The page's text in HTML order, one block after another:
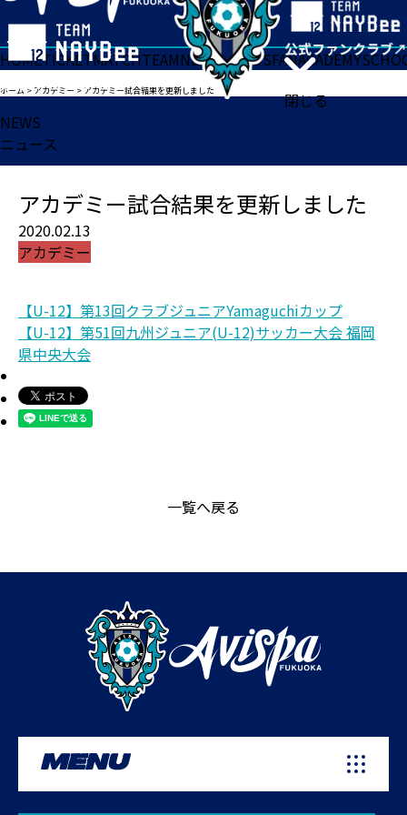
閉じる
HOMETICKETMATCHTEAMNEWSGOODSFANACADEMY
ホーム > アカデミー > アカデミー試合結果を更新しました
NEWS
ニュース
アカデミー試合結果を更新しました
2020.02.13
アカデミー
【U-12】第13回クラブジュニアYamaguchiカップ
【U-12】第51回九州ジュニア(U-12)サッカー大会 福岡
県中央大会
一覧へ戻る
MENU